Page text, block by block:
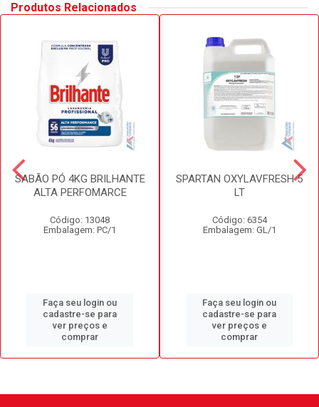
Produtos Relacionados
SABÃO PÓ 4KG BRILHANTE
ALTA PERFOMARCE
Código: 13048
Embalagem: PC/1
Faça seu login ou
cadastre-se para
ver preços e
comprar
SPARTAN OXYLAVFRESH 5
LT
Código: 6354
Embalagem: GL/1
Faça seu login ou
cadastre-se para
ver preços e
comprar